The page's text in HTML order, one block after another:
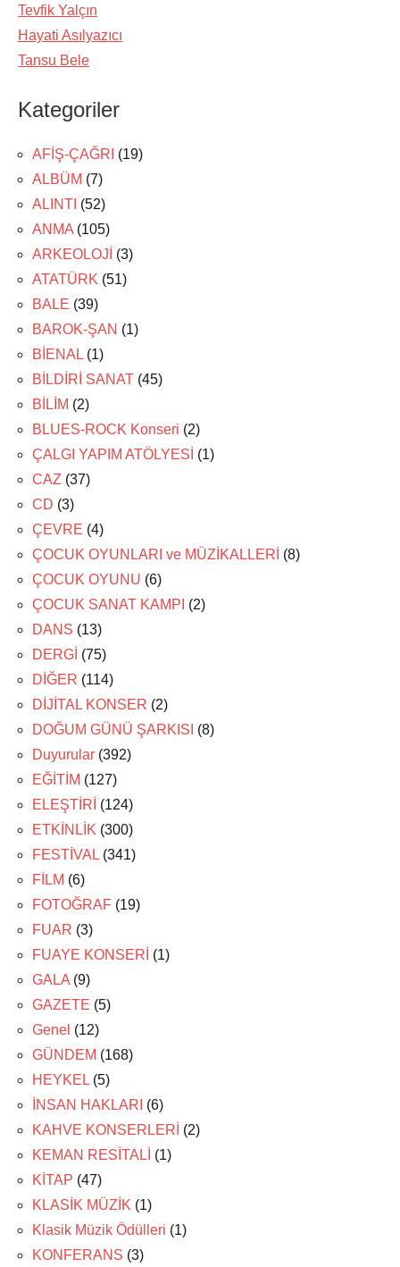
Tevfik Yalçın
Hayati Asılyazıcı
Tansu Bele
Kategoriler
AFİŞ-ÇAĞRI (19)
ALBÜM (7)
ALINTI (52)
ANMA (105)
ARKEOLOJİ (3)
ATATÜRK (51)
BALE (39)
BAROK-ŞAN (1)
BİENAL (1)
BİLDİRİ SANAT (45)
BİLİM (2)
BLUES-ROCK Konseri (2)
ÇALGI YAPIM ATÖLYESİ (1)
CAZ (37)
CD (3)
ÇEVRE (4)
ÇOCUK OYUNLARI ve MÜZİKALLERİ (8)
ÇOCUK OYUNU (6)
ÇOCUK SANAT KAMPI (2)
DANS (13)
DERGİ (75)
DİĞER (114)
DİJİTAL KONSER (2)
DOĞUM GÜNÜ ŞARKISI (8)
Duyurular (392)
EĞİTİM (127)
ELEŞTİRİ (124)
ETKİNLİK (300)
FESTİVAL (341)
FİLM (6)
FOTOĞRAF (19)
FUAR (3)
FUAYE KONSERİ (1)
GALA (9)
GAZETE (5)
Genel (12)
GÜNDEM (168)
HEYKEL (5)
İNSAN HAKLARI (6)
KAHVE KONSERLERİ (2)
KEMAN RESİTALİ (1)
KİTAP (47)
KLASİK MÜZİK (1)
Klasik Müzik Ödülleri (1)
KONFERANS (3)